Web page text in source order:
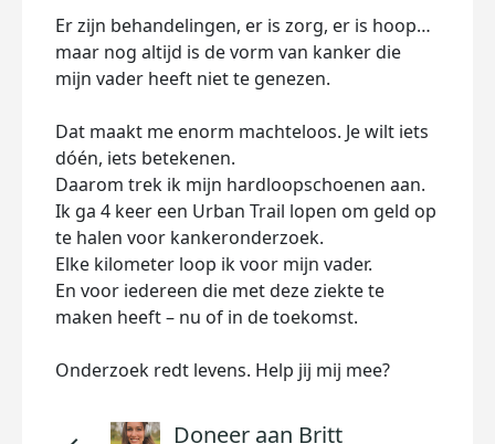
Er zijn behandelingen, er is zorg, er is hoop…
maar nog altijd is de vorm van kanker die
mijn vader heeft niet te genezen.
Dat maakt me enorm machteloos. Je wilt iets
dóén, iets betekenen.
Daarom trek ik mijn hardloopschoenen aan.
Ik ga 4 keer een Urban Trail lopen om geld op
te halen voor kankeronderzoek.
Elke kilometer loop ik voor mijn vader.
En voor iedereen die met deze ziekte te
maken heeft – nu of in de toekomst.
Onderzoek redt levens. Help jij mij mee?
Doneer aan Britt